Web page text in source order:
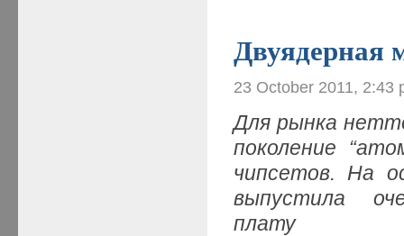
Двуядерная
23 October 2011, 2:43
Для рынка
поколение
чипсетов. На
выпустила
плату